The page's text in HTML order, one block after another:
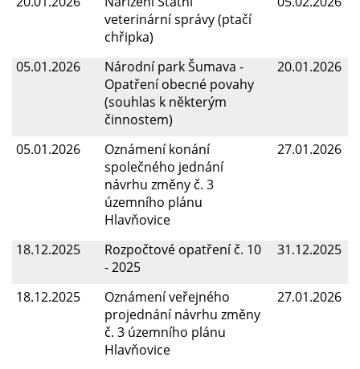
veterinární správy (ptačí
chřipka)
05.01.2026
20.01.2026
Národní park Šumava -
Opatření obecné povahy
(souhlas k některým
činnostem)
05.01.2026
27.01.2026
Oznámení konání
společného jednání
návrhu změny č. 3
územního plánu
Hlavňovice
18.12.2025
31.12.2025
Rozpočtové opatření č. 10
- 2025
18.12.2025
27.01.2026
Oznámení veřejného
projednání návrhu změny
č. 3 územního plánu
Hlavňovice